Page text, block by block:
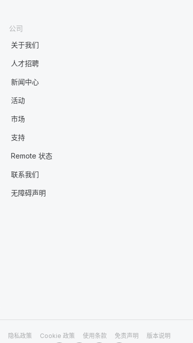
公司
关于我们
人才招聘
新闻中心
活动
市场
支持
Remote 状态
联系我们
无障碍声明
隐私政策 Cookie 政策 使用条款 免责声明 版本说明